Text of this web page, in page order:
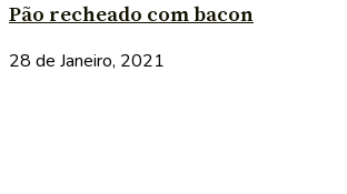
Pão recheado com bacon
28 de Janeiro, 2021